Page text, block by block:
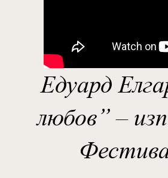
Едуард
любов” –